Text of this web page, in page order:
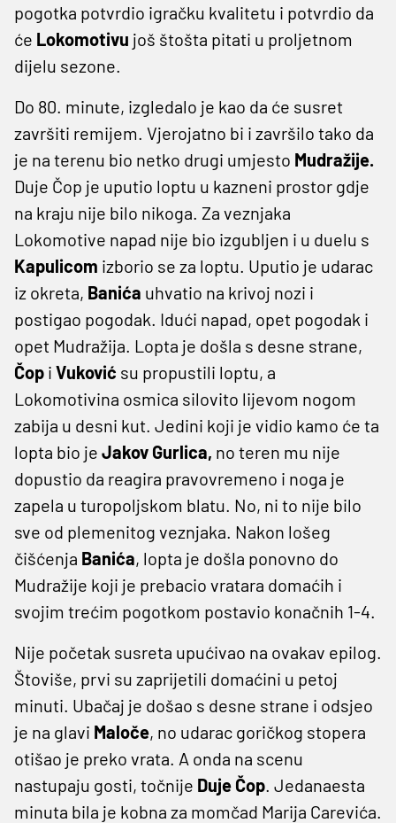
pogotka potvrdio igračku kvalitetu i potvrdio da
će Lokomotivu još štošta pitati u proljetnom
dijelu sezone.
Do 80. minute, izgledalo je kao da će susret
završiti remijem. Vjerojatno bi i završilo tako da
je na terenu bio netko drugi umjesto Mudražije.
Duje Čop je uputio loptu u kazneni prostor gdje
na kraju nije bilo nikoga. Za veznjaka
Lokomotive napad nije bio izgubljen i u duelu s
Kapulicom izborio se za loptu. Uputio je udarac
iz okreta, Banića uhvatio na krivoj nozi i
postigao pogodak. Idući napad, opet pogodak i
opet Mudražija. Lopta je došla s desne strane,
Čop i Vuković su propustili loptu, a
Lokomotivina osmica silovito lijevom nogom
zabija u desni kut. Jedini koji je vidio kamo će ta
lopta bio je Jakov Gurlica, no teren mu nije
dopustio da reagira pravovremeno i noga je
zapela u turopoljskom blatu. No, ni to nije bilo
sve od plemenitog veznjaka. Nakon lošeg
čišćenja Banića, lopta je došla ponovno do
Mudražije koji je prebacio vratara domaćih i
svojim trećim pogotkom postavio konačnih 1-4.
Nije početak susreta upućivao na ovakav epilog.
Štoviše, prvi su zaprijetili domaćini u petoj
minuti. Ubačaj je došao s desne strane i odsjeo
je na glavi Maloče, no udarac goričkog stopera
otišao je preko vrata. A onda na scenu
nastupaju gosti, točnije Duje Čop. Jedanaesta
minuta bila je kobna za momčad Marija Carevića.